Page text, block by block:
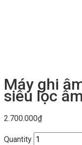
Máy ghi
siêu lọc
2.700.000₫
Quantity